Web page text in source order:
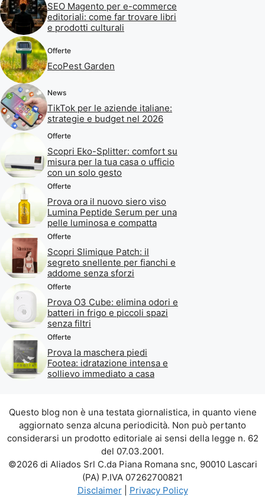
SEO Magento per e-commerce
editoriali: come far trovare libri
e prodotti culturali
Offerte
EcoPest Garden
News
TikTok per le aziende italiane:
strategie e budget nel 2026
Offerte
Scopri Eko-Splitter: comfort su
misura per la tua casa o ufficio
con un solo gesto
Offerte
Prova ora il nuovo siero viso
Lumina Peptide Serum per una
pelle luminosa e compatta
Offerte
Scopri Slimique Patch: il
segreto snellente per fianchi e
addome senza sforzi
Offerte
Prova O3 Cube: elimina odori e
batteri in frigo e piccoli spazi
senza filtri
Offerte
Prova la maschera piedi
Footea: idratazione intensa e
sollievo immediato a casa
Questo blog non è una testata giornalistica, in quanto viene
aggiornato senza alcuna periodicità. Non può pertanto
considerarsi un prodotto editoriale ai sensi della legge n. 62
del 07.03.2001.
©2026 di Aliados Srl C.da Piana Romana snc, 90010 Lascari
(PA) P.IVA 07262700821
Disclaimer| Privacy Policy